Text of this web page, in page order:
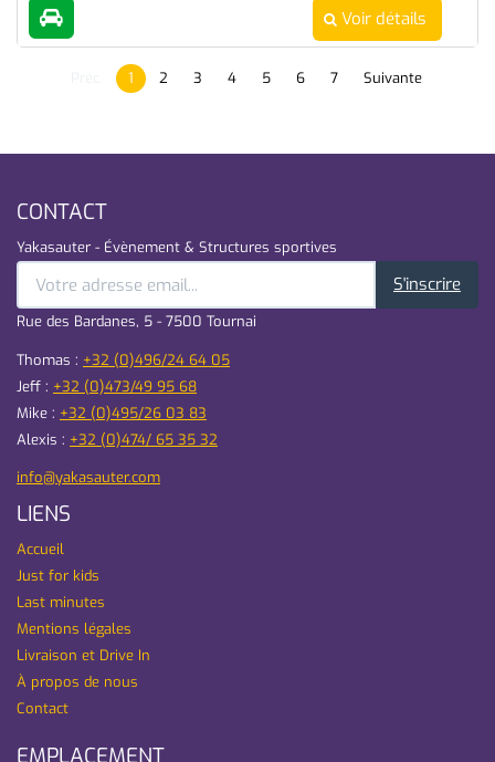
Voir détails
1 2 3 4 5 6 7 Suivante
CONTACT
Yakasauter - Évènement & Structures sportives
S'inscrire
Rue des Bardanes, 5 - 7500 Tournai
Thomas : +32 (0)496/24 64 05
Jeff : +32 (0)473/49 95 68
Mike : +32 (0)495/26 03 83
Alexis : +32 (0)474/ 65 35 32
info@yakasauter.com
LIENS
Accueil
Just for kids
Last minutes
Mentions légales
Livraison et Drive In
À propos de nous
Contact
EMPLACEMENT